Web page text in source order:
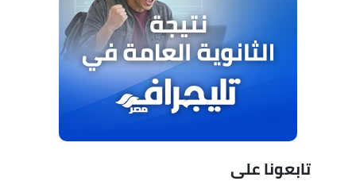
تابعونا على